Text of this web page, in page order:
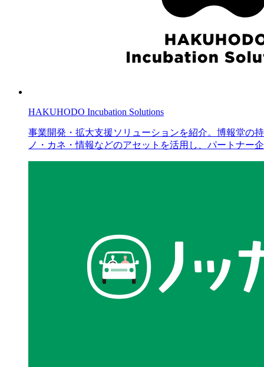
HAKUHODO Incubation Solutions
事業開発・拡大支援ソリューションを紹介。博報堂の
ノ・カネ・情報などのアセットを活用し、パートナー